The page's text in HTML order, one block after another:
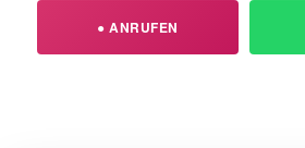
● ANRUFEN